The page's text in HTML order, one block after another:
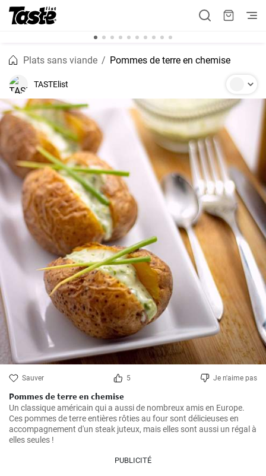
Plats sans viande Pommes de terre en chemise
TASTElist
Sauver 5 Je n'aime pas
Pommes de terre en chemise
Un classique américain qui a aussi de nombreux amis en Europe.
Ces pommes de terre entières rôties au four sont délicieuses en
accompagnement d'un steak juteux, mais elles sont aussi un régal à
elles seules !
PUBLICITÉ